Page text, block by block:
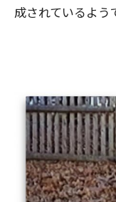
成されているよう